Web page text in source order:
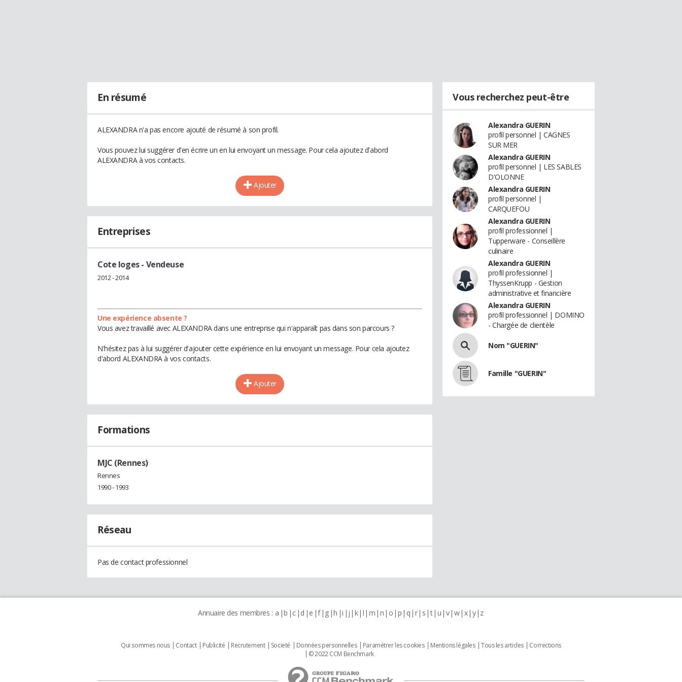
En résumé
ALEXANDRA n'a pas encore ajouté de résumé à son profil.
Vous pouvez lui suggérer d'en écrire un en lui envoyant un message. Pour cela ajoutez d'abord
ALEXANDRA à vos contacts.
Ajouter
Entreprises
Cote loges- Vendeuse
2012 - 2014
Une expérience absente ?
Vous avez travaillé avec ALEXANDRA dans une entreprise qui n'apparaît pas dans son parcours ?
N'hésitez pas à lui suggérer d'ajouter cette expérience en lui envoyant un message. Pour cela ajoutez
d'abord ALEXANDRA à vos contacts.
Ajouter
Formations
MJC (Rennes)
Rennes
1990 - 1993
Réseau
Pas de contact professionnel
Vous recherchez peut-être
Alexandra GUERIN
profil personnel | CAGNES
SUR MER
Alexandra GUERIN
profil personnel | LES SABLES
D'OLONNE
Alexandra GUERIN
profil personnel |
CARQUEFOU
Alexandra GUERIN
profil professionnel |
Tupperware - Conseillère
culinaire
Alexandra GUERIN
profil professionnel |
ThyssenKrupp - Gestion
administrative et financière
Alexandra GUERIN
profil professionnel | DOMINO
- Chargée de clientèle
Nom "GUERIN"
Famille "GUERIN"
Annuaire des membres : a b c d e f g h i j k l m n o p q r s t u v w x y z
Qui sommes nous Contact Publicité Recrutement Societé Données personnelles Paramétrer les cookies Mentions légales Tous les articles
Corrections
© 2022 CCM Benchmark